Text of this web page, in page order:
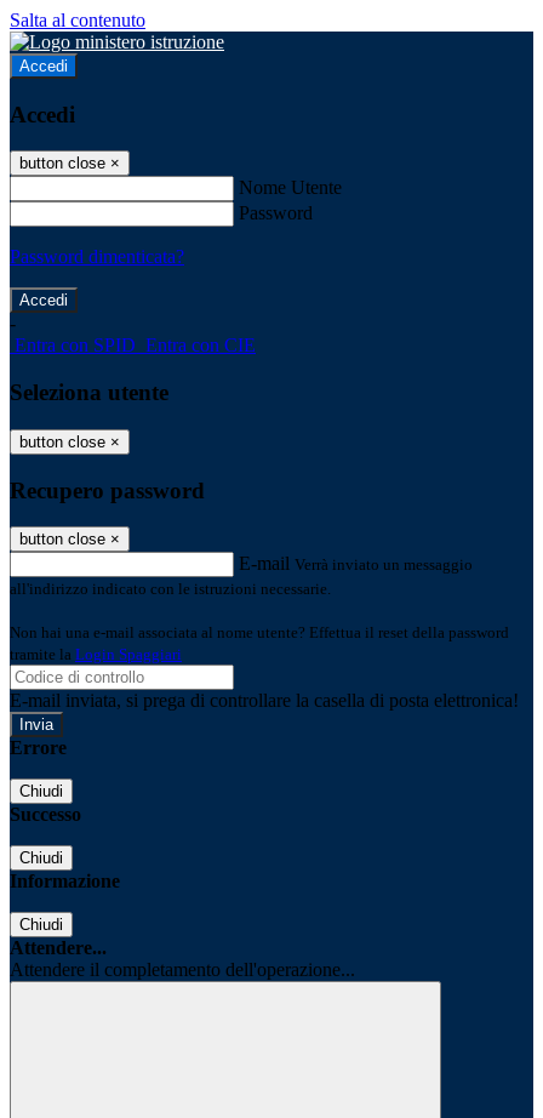
Salta al contenuto
Accedi
Accedi
button close ×
Nome Utente
Password
Password dimenticata?
-
Entra con SPID Entra con CIE
Seleziona utente
button close ×
Recupero password
button close ×
E-mail Verrà inviato un messaggio
all'indirizzo indicato con le istruzioni necessarie.
Non hai una e-mail associata al nome utente? Effettua il reset della password
tramite la Login Spaggiari
E-mail inviata, si prega di controllare la casella di posta elettronica!
Errore
Chiudi
Successo
Chiudi
Informazione
Chiudi
Attendere...
Attendere il completamento dell'operazione...